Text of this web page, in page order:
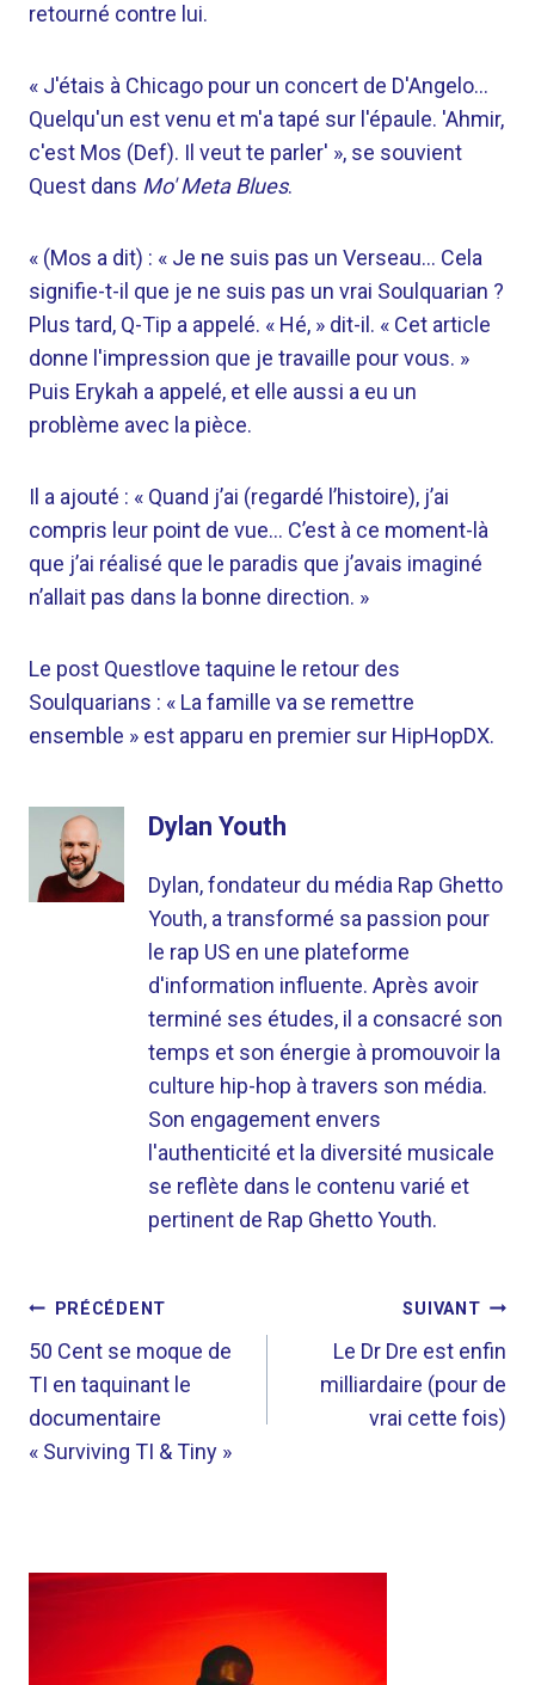
retourné contre lui.
« J'étais à Chicago pour un concert de D'Angelo…
Quelqu'un est venu et m'a tapé sur l'épaule. 'Ahmir,
c'est Mos (Def). Il veut te parler' », se souvient
Quest dans Mo' Meta Blues.
« (Mos a dit) : « Je ne suis pas un Verseau… Cela
signifie-t-il que je ne suis pas un vrai Soulquarian ?
Plus tard, Q-Tip a appelé. « Hé, » dit-il. « Cet article
donne l'impression que je travaille pour vous. »
Puis Erykah a appelé, et elle aussi a eu un
problème avec la pièce.
Il a ajouté : « Quand j’ai (regardé l’histoire), j’ai
compris leur point de vue… C’est à ce moment-là
que j’ai réalisé que le paradis que j’avais imaginé
n’allait pas dans la bonne direction. »
Le post Questlove taquine le retour des
Soulquarians : « La famille va se remettre
ensemble » est apparu en premier sur HipHopDX.
Dylan Youth
Dylan, fondateur du média Rap Ghetto
Youth, a transformé sa passion pour
le rap US en une plateforme
d'information influente. Après avoir
terminé ses études, il a consacré son
temps et son énergie à promouvoir la
culture hip-hop à travers son média.
Son engagement envers
l'authenticité et la diversité musicale
se reflète dans le contenu varié et
pertinent de Rap Ghetto Youth.
NAVIGATION
DE
L’ARTICLE
PRÉCÉDENT
50 Cent se moque de
TI en taquinant le
documentaire
« Surviving TI & Tiny »
SUIVANT
Le Dr Dre est enfin
milliardaire (pour de
vrai cette fois)